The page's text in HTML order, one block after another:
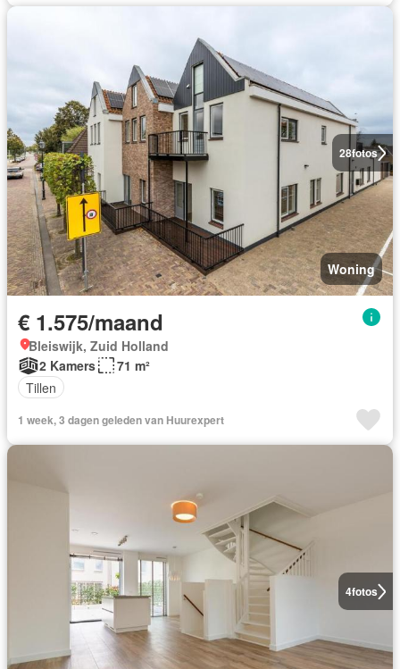
28fotos
Woning
€ 1.575/maand
Bleiswijk, Zuid Holland
2 Kamers
71 m²
Tillen
1 week, 3 dagen geleden van Huurexpert
4fotos